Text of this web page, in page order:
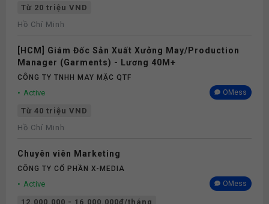
Từ 20 triệu VND
Hồ Chí Minh
[HCM] Giám Đốc Sản Xuất Xưởng May/Production
Manager (Garments) - Lương 40M+
CÔNG TY TNHH MAY MẶC QTF
Active OMess
Từ 40 triệu VND
Hồ Chí Minh
Chuyên viên Marketing
CÔNG TY CỔ PHẦN X-MEDIA
Active OMess
12.000.000 - 16.000.000đ/tháng